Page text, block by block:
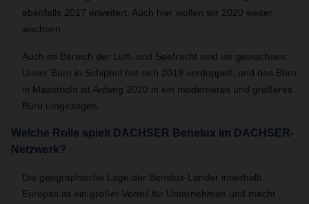
ebenfalls 2017 erweitert. Auch hier wollen wir 2020 weiter
wachsen.
Auch im Bereich der Luft- und Seefracht sind wir gewachsen:
Unser Büro in Schiphol hat sich 2019 verdoppelt, und das Büro
in Maastricht ist Anfang 2020 in ein moderneres und größeres
Büro umgezogen.
Welche Rolle spielt DACHSER Benelux im DACHSER-
Netzwerk?
Die geographische Lage der Benelux-Länder innerhalb
Europas ist ein großer Vorteil für Unternehmen und macht